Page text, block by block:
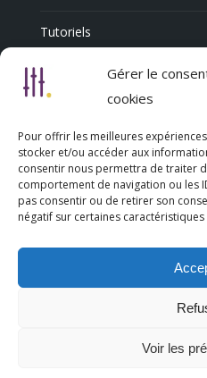
Gérer le
cookies
Pour offrir les meilleures
stocker et/ou accéder aux
consentir nous permettra de traiter
comportement de navigation ou les
pas consentir ou de retirer son
négatif sur certaines
Voir les
Tutoriels
Annuaire Professionnel
Nous découvrir
Qui sommes-nous
L’association Trésorsmédia
Politique de cookies (UE)